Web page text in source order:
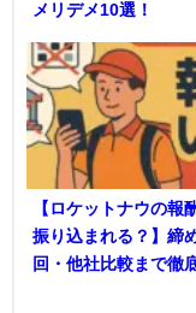
メリデメ10選！
【ロケットナウの報
振り込まれる？】締
回・他社比較まで徹